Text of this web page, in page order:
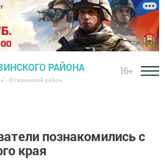
РАЙОНА
- Ютазинский район
16+
познакомились с
края